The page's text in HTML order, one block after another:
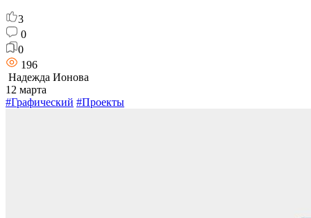
3
0
0
196
Надежда Ионова
12 марта
#Графический #Проекты